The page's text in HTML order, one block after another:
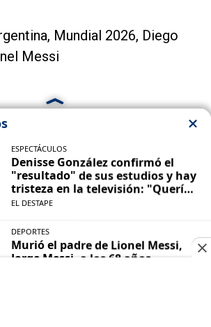
de la Selección Argentina en los
fue el destinatario de la